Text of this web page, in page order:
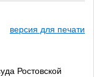
версия для печати
Ростовской